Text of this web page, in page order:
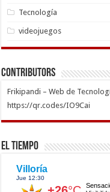
Tecnología
videojuegos
Contributors
Frikipandi – Web de
https://qr.codes/IO9Cai
El Tiempo